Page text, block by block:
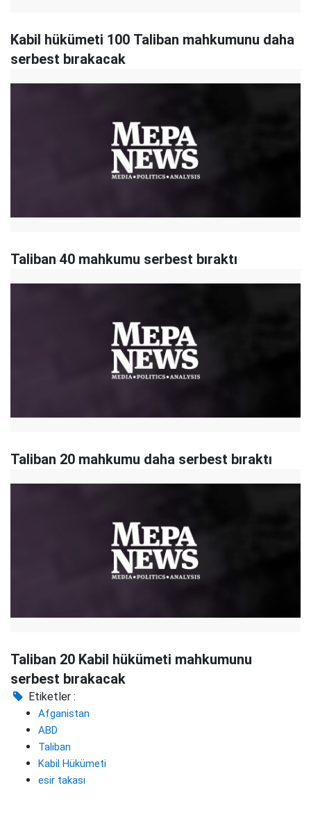
Kabil hükümeti 100 Taliban mahkumunu daha
serbest bırakacak
Taliban 40 mahkumu serbest bıraktı
Taliban 20 mahkumu daha serbest bıraktı
Taliban 20 Kabil hükümeti mahkumunu
serbest bırakacak
Etiketler :
Afganistan
ABD
Taliban
Kabil Hükümeti
esir takası